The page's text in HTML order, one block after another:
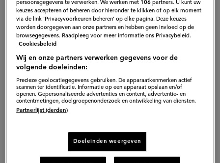
persoonsgegevens te verwerken. We werken met 106 partners. U kunt uw
keuzes accepteren of beheren door hieronder te klikken of op elk moment
via de link ‘Privacyvoorkeuren beheren’ op elke pagina. Deze keuzes
worden doorgegeven aan onze partners en hebben geen invloed op de
browsegegevens. Raadpleeg voor meer informatie ons Privacybeleid.
Cookiesbeleid
Wij en onze partners verwerken gegevens voor de
volgende doeleinden:
Precieze geolocatiegegevens gebruiken. De apparaatkenmerken actief
scannen ter identificatie. Informatie op een apparaat opslaan en/of
openen. Gepersonaliseerde advertenties en content, advertentie- en
contentmetingen, doelgroepenonderzoek en ontwikkeling van diensten.
Partnerlijst (derden)
Doeleinden weergeven